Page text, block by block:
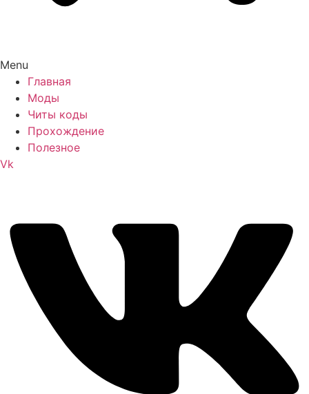
Menu
Главная
Моды
Читы коды
Прохождение
Полезное
Vk